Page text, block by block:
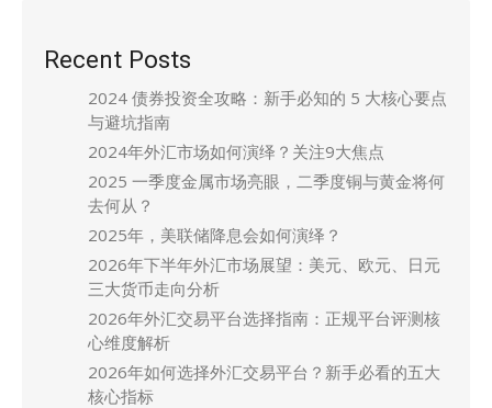
Recent Posts
2024 债券投资全攻略：新手必知的 5 大核心要点
与避坑指南
2024年外汇市场如何演绎？关注9大焦点
2025 一季度金属市场亮眼，二季度铜与黄金将何
去何从？
2025年，美联储降息会如何演绎？
2026年下半年外汇市场展望：美元、欧元、日元
三大货币走向分析
2026年外汇交易平台选择指南：正规平台评测核
心维度解析
2026年如何选择外汇交易平台？新手必看的五大
核心指标